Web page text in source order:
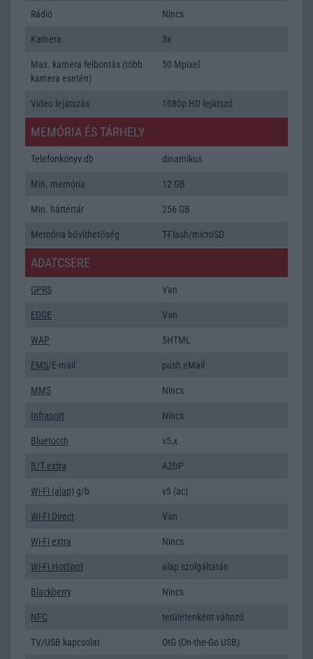
Rádió Nincs
Kamera 3x
Max. kamera felbontás (több
kamera esetén)
50 Mpixel
Video lejátszás 1080p HD lejátszó
MEMÓRIA ÉS TÁRHELY
Telefonkönyv db dinamikus
Min. memória 12 GB
Min. háttértár 256 GB
Memória bővíthetőség T-Flash/microSD
ADATCSERE
GPRS Van
EDGE Van
WAP 5HTML
EMS/E-mail push eMail
MMS Nincs
Infraport Nincs
Bluetooth v5,x
B/T extra A2DP
Wi-Fi (alap) g/b v5 (ac)
Wi-Fi Direct Van
Wi-Fi extra Nincs
Wi-Fi HotSpot alap szolgáltatás
Blackberry Nincs
NFC területenként változó
TV/USB kapcsolat OtG (On-the-Go USB)